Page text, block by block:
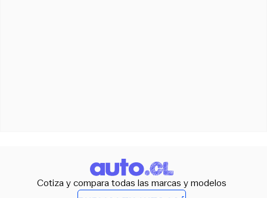
Cotiza y compara todas las marcas y modelos